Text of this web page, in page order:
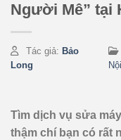
Người Mê” tại
Tác giả: Bảo
Long
Nội
Tìm dịch vụ sửa
thậm chí bạn có rất